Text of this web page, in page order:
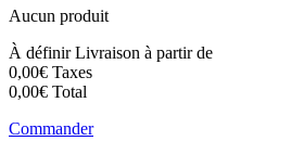
Aucun produit
À définirLivraison à partir de
0,00€ Taxes
0,00€ Total
Commander